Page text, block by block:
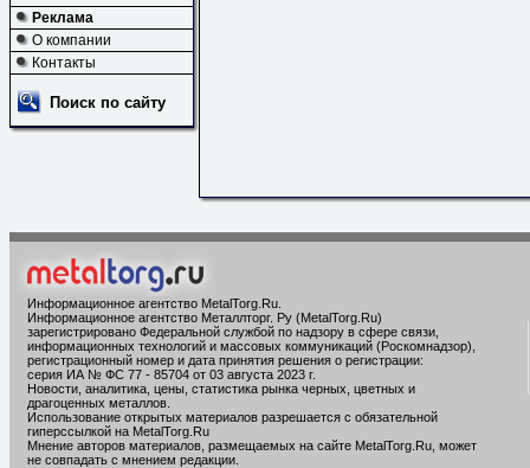
Реклама
О компании
Контакты
Поиск по сайту
Информационное агентство MetalTorg.Ru
Информационное агентство Металлторг. Ру (MetalTorg.Ru)
зарегистрировано Федеральной службой по надзору в сфере связи,
информационных технологий и массовых коммуникаций (Роскомнадзор),
регистрационный номер и дата принятия решения о регистрации:
серия ИА № ФС 77 - 85704 от 03 августа 2023 г.
Новости, аналитика, цены, статистика рынка черных, цветных и
драгоценных металлов.
Использование открытых материалов разрешается с обязательной
гиперссылкой на MetalTorg.Ru
Мнение авторов материалов, размещаемых на сайте MetalTorg.Ru, может
не совпадать с мнением редакции.